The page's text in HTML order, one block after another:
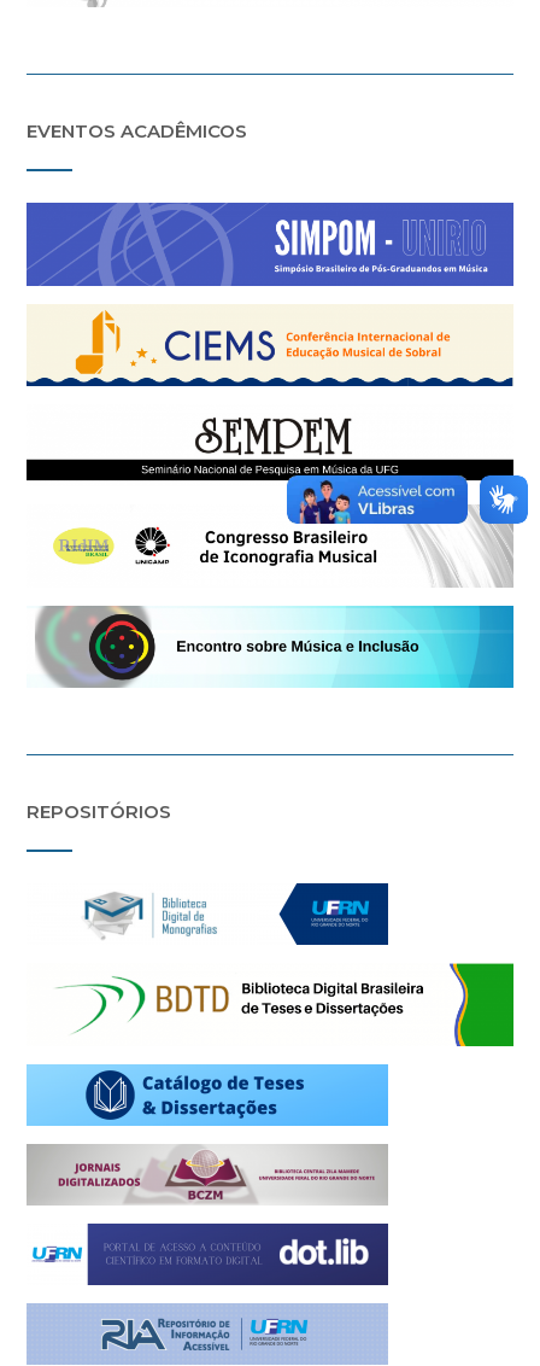
EVENTOS ACADÊMICOS
REPOSITÓRIOS